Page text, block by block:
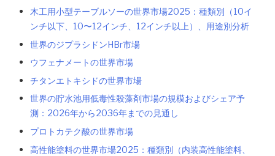
木工用小型テーブルソーの世界市場2025：種類別（10イ
ンチ以下、10〜12インチ、12インチ以上）、用途別分析
世界のジプラシドンHBr市場
ウフェナメートの世界市場
チタンエトキシドの世界市場
世界の貯水池用低毒性殺藻剤市場の規模およびシェア予
測：2026年から2036年までの見通し
プロトカテク酸の世界市場
高性能塗料の世界市場2025：種類別（内装高性能塗料、